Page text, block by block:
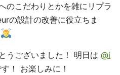
のこだわりとかを雑にリプラ
の設計の改善に役立ちま
うございました！ 明日は @i
！ お楽しみに！